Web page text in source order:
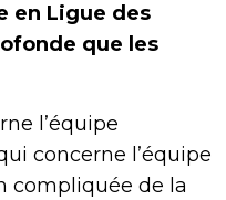
en Ligue des
que les
l’équipe
concerne l’équipe
compliquée de la